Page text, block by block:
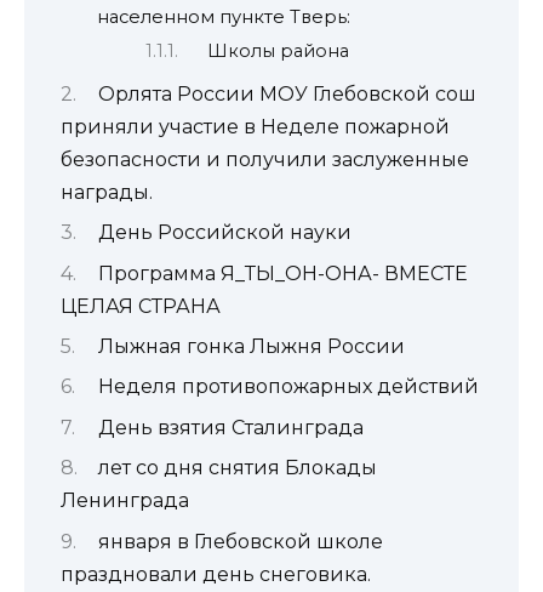
населенном пункте Тверь:
Школы района
Орлята России МОУ Глебовской сош
приняли участие в Неделе пожарной
безопасности и получили заслуженные
награды.
День Российской науки
Программа Я_ТЫ_ОН-ОНА- ВМЕСТЕ
ЦЕЛАЯ СТРАНА
Лыжная гонка Лыжня России
Неделя противопожарных действий
День взятия Сталинграда
лет со дня снятия Блокады
Ленинграда
января в Глебовской школе
праздновали день снеговика.